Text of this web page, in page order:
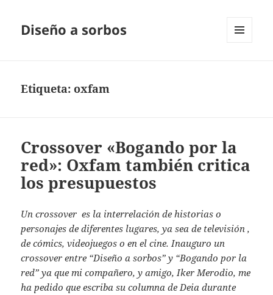
Diseño a sorbos
Etiqueta:oxfam
Crossover «Bogando por la
red»: Oxfam también critica
los presupuestos
Un crossover es la interrelación de historias o
personajes de diferentes lugares, ya sea de televisión ,
de cómics, videojuegos o en el cine. Inauguro un
crossover entre “Diseño a sorbos” y “Bogando por la
red” ya que mi compañero, y amigo, Iker Merodio, me
ha pedido que escriba su columna de Deia durante